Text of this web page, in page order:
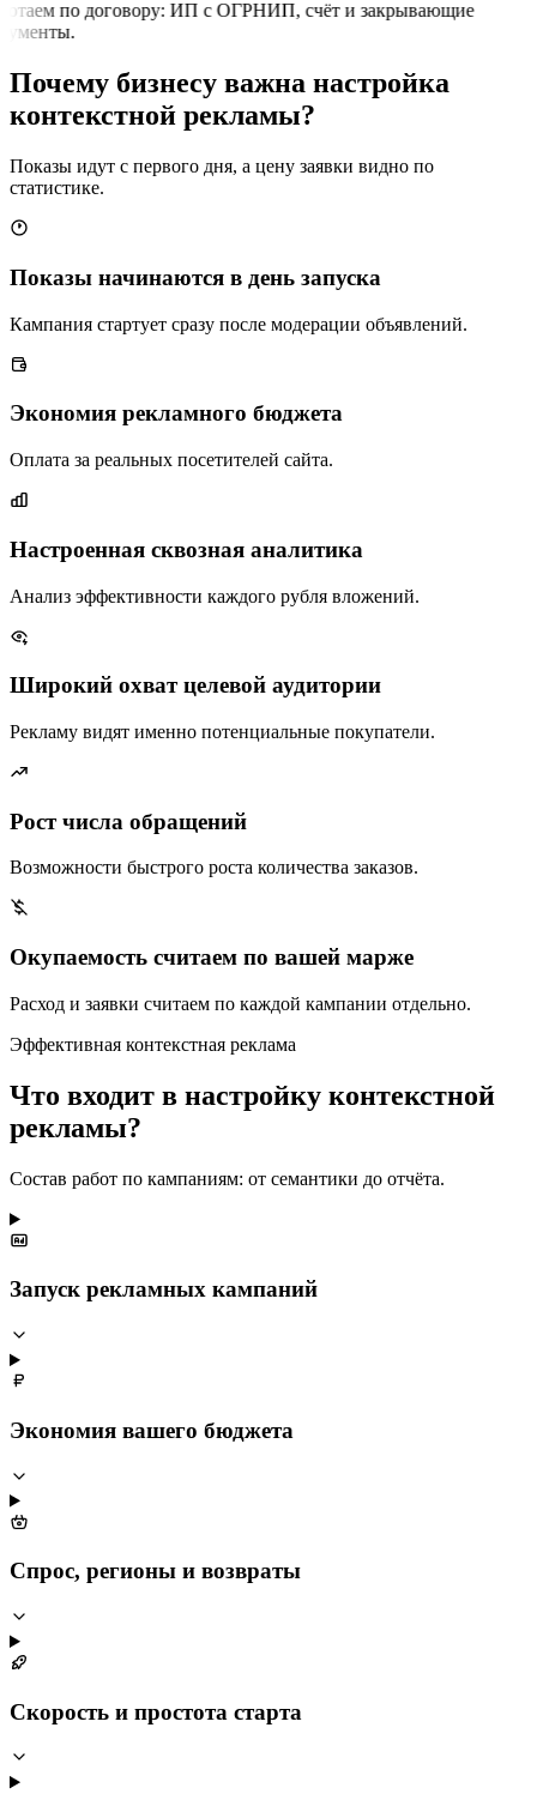
по договору: ИП с ОГРНИП, счёт и закрывающие
Почему бизнесу важна настройка
контекстной рекламы?
Показы идут с первого дня, а цену заявки видно по
статистике.
Показы начинаются в день запуска
Кампания стартует сразу после модерации объявлений.
Экономия рекламного бюджета
Оплата за реальных посетителей сайта.
Настроенная сквозная аналитика
Анализ эффективности каждого рубля вложений.
Широкий охват целевой аудитории
Рекламу видят именно потенциальные покупатели.
Рост числа обращений
Возможности быстрого роста количества заказов.
Окупаемость считаем по вашей марже
Расход и заявки считаем по каждой кампании отдельно.
Эффективная контекстная реклама
Что входит в настройку контекстной
рекламы?
Состав работ по кампаниям: от семантики до отчёта.
Запуск рекламных кампаний
Экономия вашего бюджета
Спрос, регионы и возвраты
Скорость и простота старта